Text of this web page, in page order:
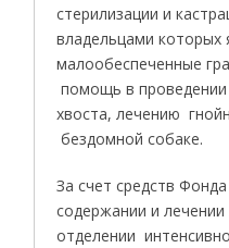
стерилизации и
владельцами которых
малообеспеченные
помощь в
хвоста, лечению
бездомной собаке.
За счет средств
содержании и
отделении